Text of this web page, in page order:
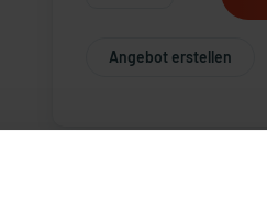
Angebot erstellen